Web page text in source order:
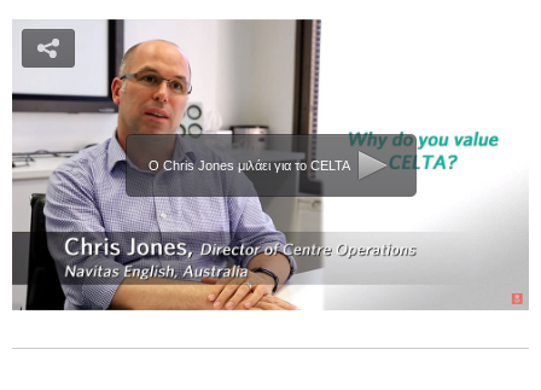
Ο Chris Jones μιλάει για το CELTA